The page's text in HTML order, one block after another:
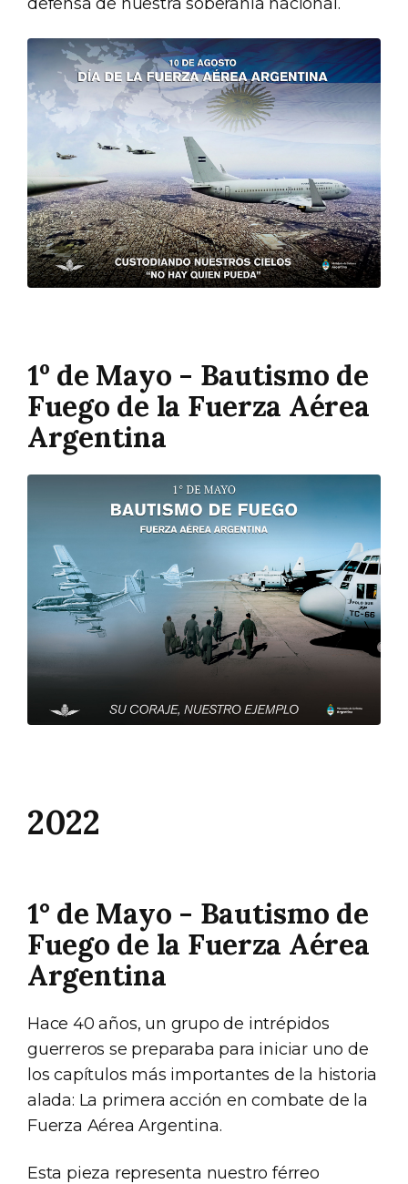
1º de Mayo - Bautismo de
Fuego de la Fuerza Aérea
Argentina
2022
1° de Mayo - Bautismo de
Fuego de la Fuerza Aérea
Argentina
Hace 40 años, un grupo de intrépidos
guerreros se preparaba para iniciar uno de
los capítulos más importantes de la historia
alada: La primera acción en combate de la
Fuerza Aérea Argentina.
Esta pieza representa nuestro férreo